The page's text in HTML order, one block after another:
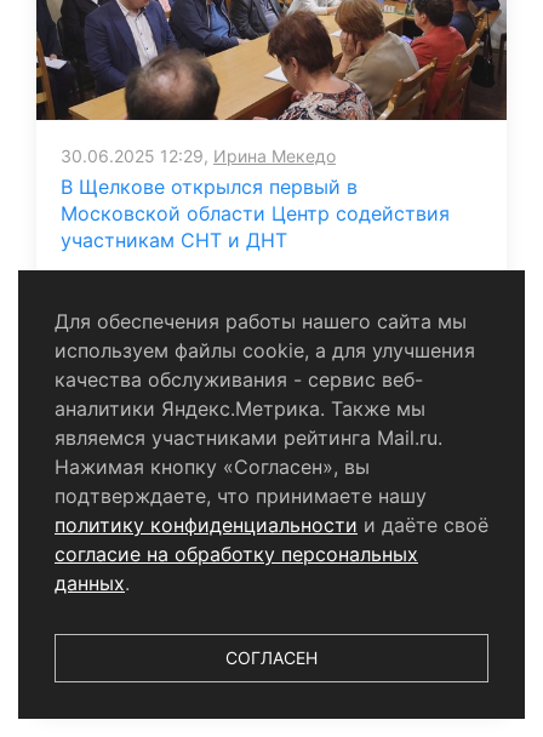
30.06.2025 12:29, Ирина Мекедо
В Щелкове открылся первый в
Московской области Центр содействия
участникам СНТ и ДНТ
Специальный репортаж: летние заботы,
Для обеспечения работы нашего сайта мы
используем файлы cookie, а для улучшения
качества обслуживания - сервис веб-
аналитики Яндекс.Метрика. Также мы
являемся участниками рейтинга Mail.ru.
Нажимая кнопку «Согласен», вы
подтверждаете, что принимаете нашу
политику конфиденциальности и даёте своё
согласие на обработку персональных
данных.
СОГЛАСЕН